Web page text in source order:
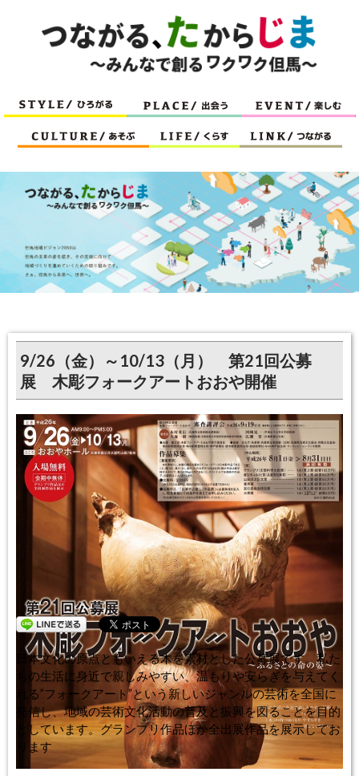
9/26（金）～10/13（月） 第21回公募
展 木彫フォークアートおおや開催
日本文化の原点ともいえる木を素材とした公募展です。私た
ちの生活に身近で親しみやすい、温もりや安らぎを与えてく
れる”フォークアート”という新しいジャンルの芸術を全国に
発信し、地域の芸術文化活動の普及と振興を図ることを目的
としています。グランプリ作品ほか全出展作品を展示してお
ります